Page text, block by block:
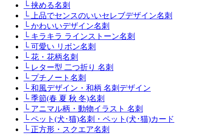
└ 挟める名刺
└ 上品でセンスのいいセレブデザイン名刺
└ かわいいデザイン名刺
└ キラキラ ラインストーン名刺
└ 可愛い リボン名刺
└ 花・花柄名刺
└ レター型 二つ折り 名刺
└ プチノート名刺
└ 和風デザイン・和柄 名刺デザイン
└ 季節(春 夏 秋 冬)名刺
└ アニマル柄・動物イラスト 名刺
└ ペット(犬･猫)名刺・ペット(犬･猫)カード
└ 正方形・スクエア名刺